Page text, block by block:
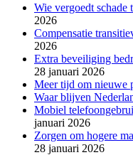
Wie vergoedt
2026
Compensatie
2026
Extra beveiliging
28 januari 2026
Meer tijd om nieuwe
Waar blijven
Mobiel
januari 2026
Zorgen om hogere
28 januari 2026